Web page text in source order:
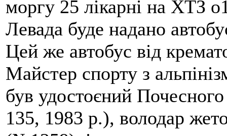
моргу 25 лікарні на ХТЗ
Левада буде надано
Цей же автобус від
Майстер спорту з
був удостоєний
135, 1983 р.), володар